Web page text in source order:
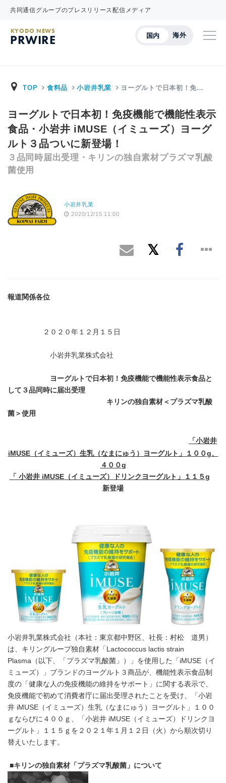
共同通信グループのプレスリリース配信メディア
国内 海外
KYODO NEWS
PRWIRE
TOP 食料品 小岩井乳業 ヨーグルトで日本初！免…
ヨーグルトで日本初！免疫機能で機能性表示
食品・小岩井 iMUSE（イミューズ）ヨーグ
ルト３品ついに新登場！
３品同時届出受理・キリンの独自素材プラズマ乳酸
菌使用
小岩井乳業
2020/12/15 11:00
報道関係各位
２０２０年１２月１５日
小岩井乳業株式会社
ヨーグルトで日本初！免疫機能で機能性表示食品と
して３品同時に届出受理
キリンの独自素材＜プラズマ乳酸
菌＞使用
「小岩井
iMUSE（イミューズ）生乳（なまにゅう）ヨーグルト」１００g、
４００g
「 小岩井 iMUSE（イミューズ）ドリンクヨーグルト」１１５ g
新登場
小岩井乳業株式会社（本社：東京都中野区、社長：村松 道男）
は、キリングループ独自素材「Lactococcus lactis strain
Plasma（以下、「プラズマ乳酸菌」）」を使用した「iMUSE（イ
ミューズ）」ブランドのヨーグルト３商品が、機能性表示食品制
度の「健康な人の免疫機能の維持をサポート」に関する表示で、
免疫機能で初めて消費者庁に届出受理されたことを受け、「小岩
井 iMUSE（イミューズ）生乳（なまにゅう）ヨーグルト」１００
ｇならびに４００ｇ、「小岩井 iMUSE（イミューズ）ドリンクヨ
ーグルト」１１５ｇを２０２１年１月１２日（火）から順次切り
替えいたします。
■キリンの独自素材「プラズマ乳酸菌」について